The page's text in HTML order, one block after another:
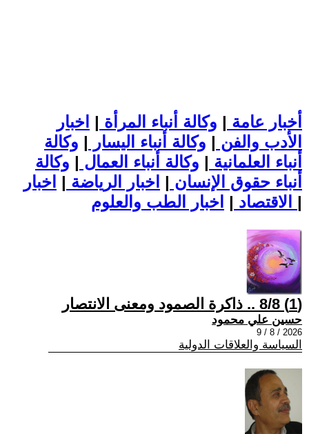
أخبار عامة | وكالة أنباء المرأة | اخبار
الأدب والفن | وكالة أنباء اليسار | وكالة
أنباء العلمانية | وكالة أنباء العمال | وكالة
أنباء حقوق الإنسان | اخبار الرياضة | اخبار
الاقتصاد | |
(1) 8/8 .. ذاكرة الصمود ومعنى الانتصار
حسين علي محمود
2026 / 8 / 9
السياسة والعلاقات الدولية